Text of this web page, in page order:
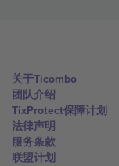
关于Ticombo
团队介绍
TixProtect保障计划
法律声明
服务条款
联盟计划